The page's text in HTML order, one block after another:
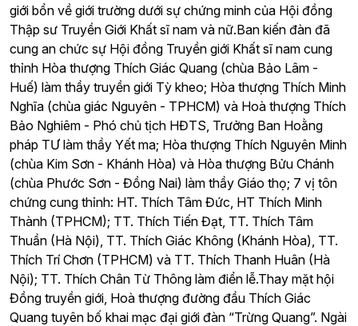
giới bổn về giới trường dưới sự chứng minh của Hội đồng
Thập sư Truyền Giới Khất sĩ nam và nữ.Ban kiến đàn đã
cung an chức sự Hội đồng Truyền giới Khất sĩ nam cung
thỉnh Hòa thượng Thích Giác Quang (chùa Bảo Lâm -
Huế) làm thầy truyền giới Tỳ kheo; Hòa thượng Thích Minh
Nghĩa (chùa giác Nguyên - TPHCM) và Hoà thượng Thích
Bảo Nghiêm - Phó chủ tịch HĐTS, Trưởng Ban Hoằng
pháp TƯ làm thầy Yết ma; Hòa thượng Thích Nguyên Minh
(chùa Kim Sơn - Khánh Hòa) và Hòa thượng Bửu Chánh
(chùa Phước Sơn - Đồng Nai) làm thầy Giáo thọ; 7 vị tôn
chứng cung thỉnh: HT. Thích Tâm Đức, HT Thích Minh
Thành (TPHCM); TT. Thích Tiến Đạt, TT. Thích Tâm
Thuần (Hà Nội), TT. Thích Giác Không (Khánh Hòa), TT.
Thích Trí Chơn (TPHCM) và TT. Thích Thanh Huân (Hà
Nội); TT. Thích Chân Từ Thông làm điển lễ.Thay mặt hội
Đồng truyền giới, Hoà thượng đường đầu Thích Giác
Quang tuyên bố khai mạc đại giới đàn “Trừng Quang”. Ngài